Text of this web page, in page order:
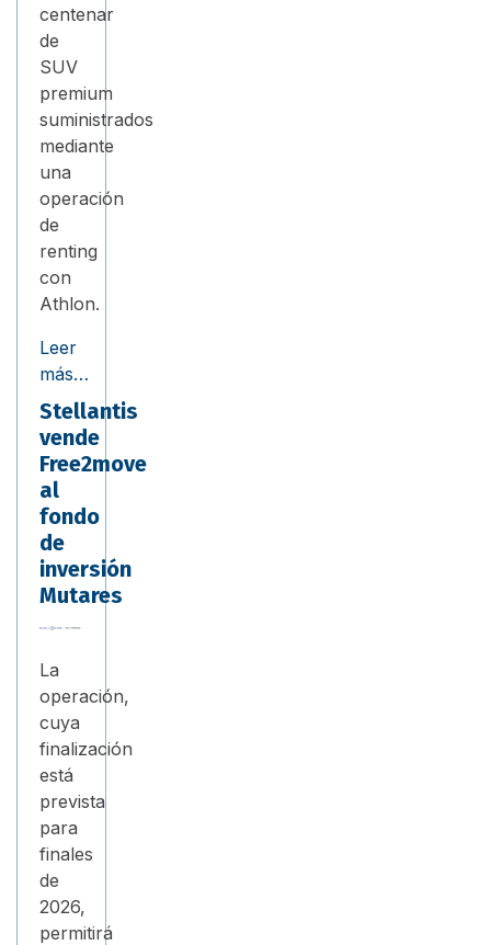
centenar
de
SUV
premium
suministrados
mediante
una
operación
de
renting
con
Athlon.
Leer
más…
Stellantis
vende
Free2move
al
fondo
de
inversión
Mutares
La
operación,
cuya
finalización
está
prevista
para
finales
de
2026,
permitirá